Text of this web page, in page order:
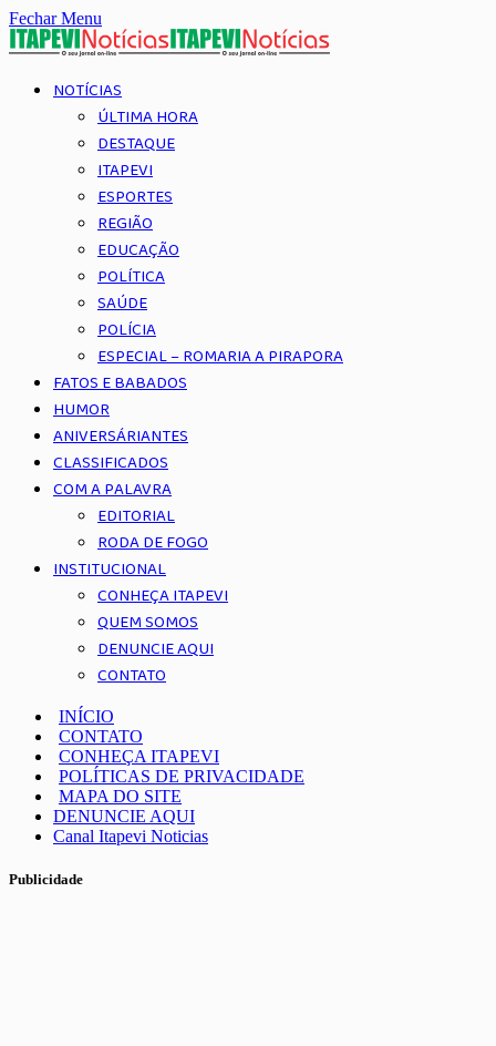
Fechar Menu
NOTÍCIAS
ÚLTIMA HORA
DESTAQUE
ITAPEVI
ESPORTES
REGIÃO
EDUCAÇÃO
POLÍTICA
SAÚDE
POLÍCIA
ESPECIAL – ROMARIA A PIRAPORA
FATOS E BABADOS
HUMOR
ANIVERSÁRIANTES
CLASSIFICADOS
COM A PALAVRA
EDITORIAL
RODA DE FOGO
INSTITUCIONAL
CONHEÇA ITAPEVI
QUEM SOMOS
DENUNCIE AQUI
CONTATO
INÍCIO
CONTATO
CONHEÇA ITAPEVI
POLÍTICAS DE PRIVACIDADE
MAPA DO SITE
DENUNCIE AQUI
Canal Itapevi Noticias
Publicidade